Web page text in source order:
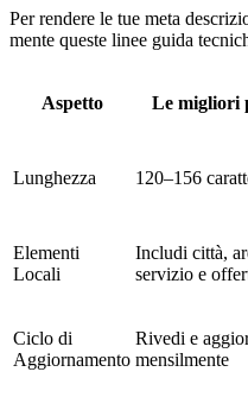
Per rendere le tue meta
mente queste linee guida
Aspetto Le migliori
Lunghezza 120–156
Elementi
Locali
Includi città,
servizio e
Ciclo di
Aggiornamento
Rivedi e
mensilmente